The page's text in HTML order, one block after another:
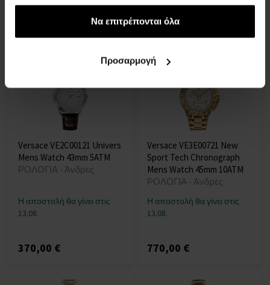
έχουν συλλέξει σε σχέση με την από μέρους σας χρήση
των υπηρεσιών τους.Να επιτρέπονται όλα
Προσαρμογή
Versace VE2C00121 Univers
Mens Watch 43mm 5ATM
ΡΟΛΟΓΙΑ - Άνδρες
Η αποστολή θα γίνει στις
13.08.
370,00 €
Versace VE3E00721 New
Sport Tech Chronograph
Mens Watch 45mm 10ATM
ΡΟΛΟΓΙΑ - Άνδρες
Η αποστολή θα γίνει στις
13.08.
770,00 €